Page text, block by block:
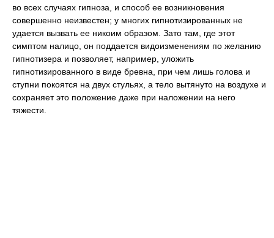
во всех случаях гипноза, и способ ее возникновения
совершенно неизвестен; у многих гипнотизированных не
удается вызвать ее никоим образом. Зато там, где этот
симптом налицо, он поддается видоизменениям по желанию
гипнотизера и позволяет, например, уложить
гипнотизированного в виде бревна, при чем лишь голова и
ступни покоятся на двух стульях, а тело вытянуто на воздухе и
сохраняет это положение даже при наложении на него
тяжести.